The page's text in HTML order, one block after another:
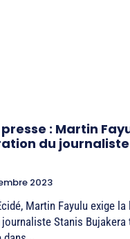
: Martin
du
2023
Martin Fayulu exige
Stanis Bujakera